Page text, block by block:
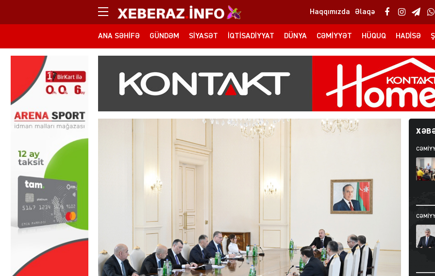
Haqqımızda Əlaqə
ANA SƏHIFƏ GÜNDƏM SIYASƏT İQTISADIYYAT DÜNYA CƏMIYYƏT HÜQUQ HADISƏ